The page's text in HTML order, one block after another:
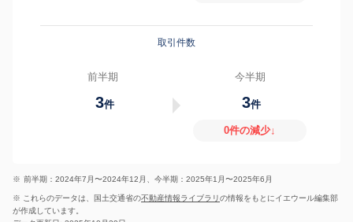
取引件数
前半期
3件
今半期
3件
0件の減少↓
※ 前半期：2024年7月〜2024年12月、今半期：2025年1月〜2025年6月
※ これらのデータは、国土交通省の不動産情報ライブラリの情報をもとにイエウール編集部
が作成しています。